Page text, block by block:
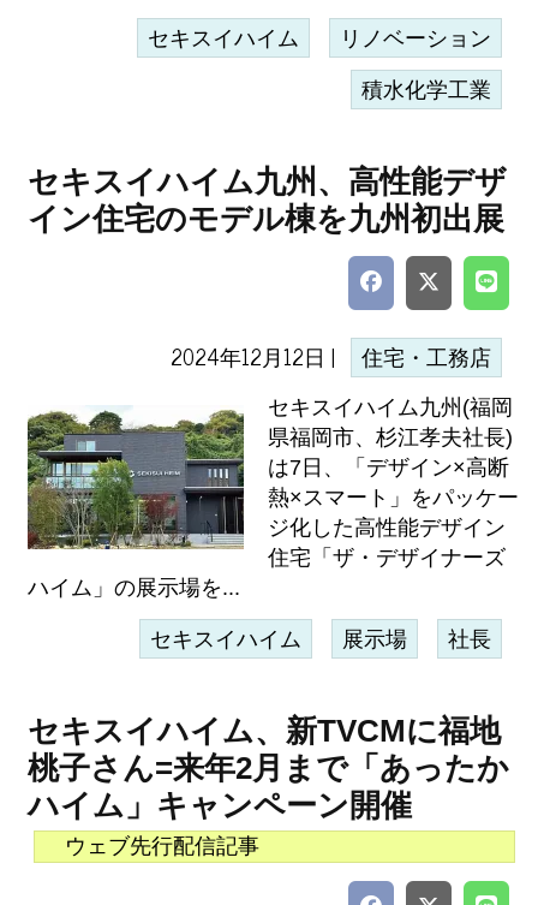
セキスイハイム リノベーション
積水化学工業
セキスイハイム九州、高性能デザ
イン住宅のモデル棟を九州初出展
2024年12月12日 | 住宅・工務店
セキスイハイム九州(福岡
県福岡市、杉江孝夫社長)
は7日、「デザイン×高断
熱×スマート」をパッケー
ジ化した高性能デザイン
住宅「ザ・デザイナーズ
ハイム」の展示場を...
セキスイハイム 展示場 社長
セキスイハイム、新TVCMに福地
桃子さん=来年2月まで「あったか
ハイム」キャンペーン開催
ウェブ先行配信記事